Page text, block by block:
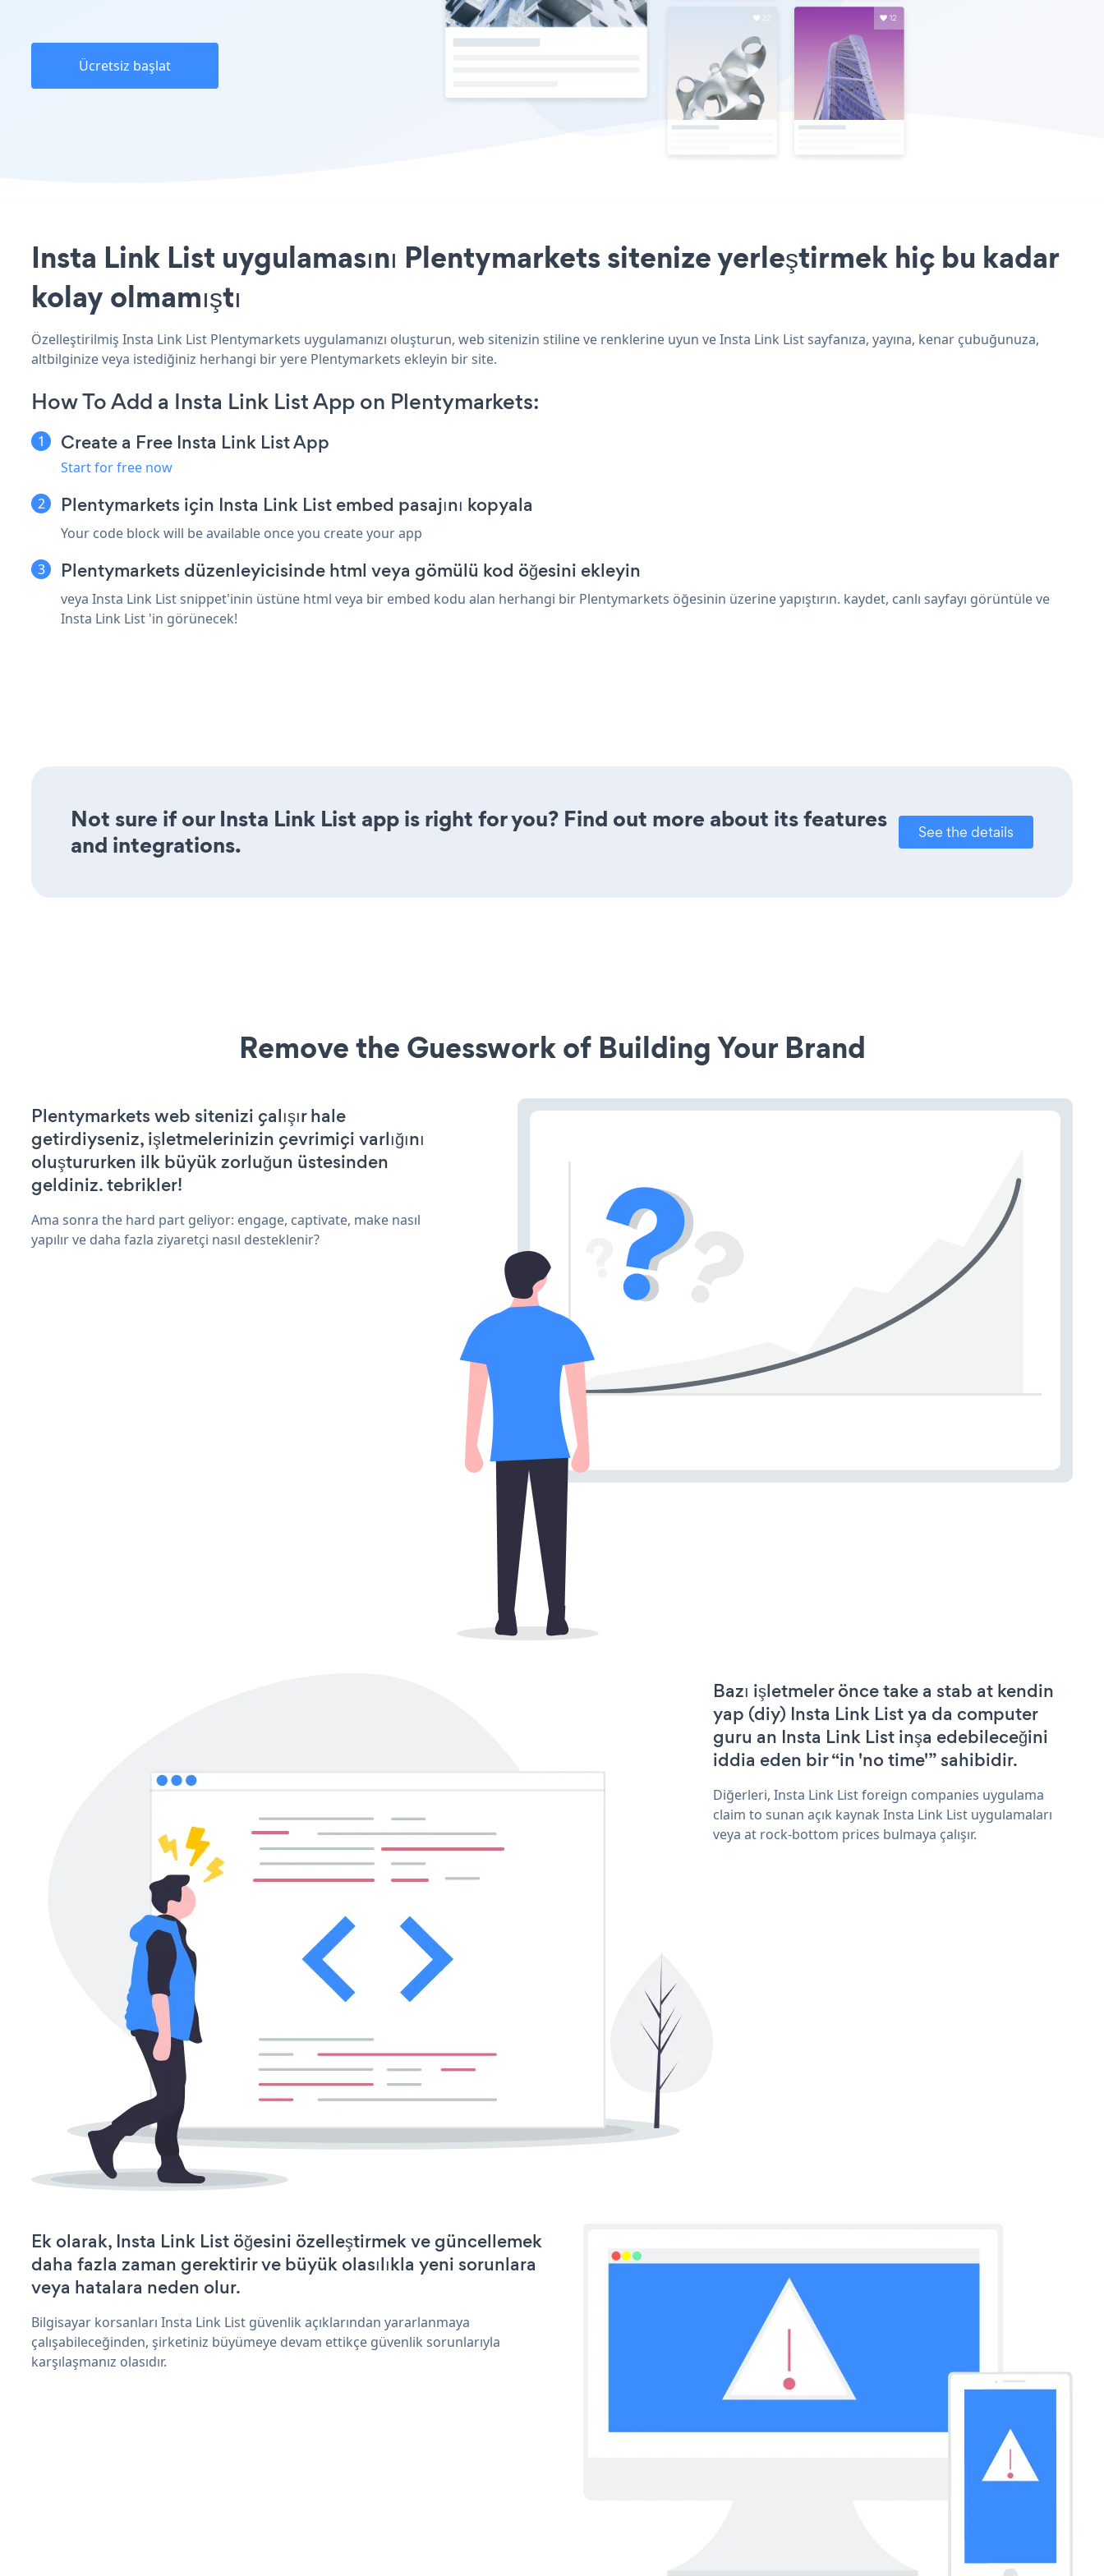
Ücretsiz başlat
Insta Link List uygulamasını Plentymarkets sitenize yerleştirmek hiç bu kadar
kolay olmamıştı
Özelleştirilmiş Insta Link List Plentymarkets uygulamanızı oluşturun, web sitenizin stiline ve renklerine uyun ve Insta Link List sayfanıza, yayına, kenar çubuğunuza,
altbilginize veya istediğiniz herhangi bir yere Plentymarkets ekleyin bir site.
How To Add a Insta Link List App on Plentymarkets:
Create a Free Insta Link List App
Start for free now
Plentymarkets için Insta Link List embed pasajını kopyala
Your code block will be available once you create your app
Plentymarkets düzenleyicisinde html veya gömülü kod öğesini ekleyin
veya Insta Link List snippet'inin üstüne html veya bir embed kodu alan herhangi bir Plentymarkets öğesinin üzerine yapıştırın. kaydet, canlı sayfayı görüntüle ve
Insta Link List 'in görünecek!
Not sure if our Insta Link List app is right for you? Find out more about its features
and integrations.
See the details
Remove the Guesswork of Building Your Brand
Plentymarkets web sitenizi çalışır hale
getirdiyseniz, işletmelerinizin çevrimiçi varlığını
oluştururken ilk büyük zorluğun üstesinden
geldiniz. tebrikler!
Ama sonra the hard part geliyor: engage, captivate, make nasıl
yapılır ve daha fazla ziyaretçi nasıl desteklenir?
Bazı işletmeler önce take a stab at kendin
yap (diy) Insta Link List ya da computer
guru an Insta Link List inşa edebileceğini
iddia eden bir “in 'no time'” sahibidir.
Diğerleri, Insta Link List foreign companies uygulama
claim to sunan açık kaynak Insta Link List uygulamaları
veya at rock-bottom prices bulmaya çalışır.
Ek olarak, Insta Link List öğesini özelleştirmek ve güncellemek
daha fazla zaman gerektirir ve büyük olasılıkla yeni sorunlara
veya hatalara neden olur.
Bilgisayar korsanları Insta Link List güvenlik açıklarından yararlanmaya
çalışabileceğinden, şirketiniz büyümeye devam ettikçe güvenlik sorunlarıyla
karşılaşmanız olasıdır.